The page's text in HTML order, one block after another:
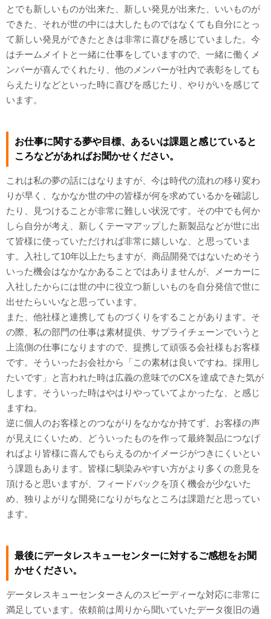
とでも新しいものが出来た、新しい発見が出来た、いいものが
できた、それが世の中には大したものではなくても自分にとっ
て新しい発見ができたときは非常に喜びを感じていました。今
はチームメイトと一緒に仕事をしていますので、一緒に働くメ
ンバーが喜んでくれたり、他のメンバーが社内で表彰をしても
らえたりなどといった時に喜びを感じたり、やりがいを感じて
います。
お仕事に関する夢や目標、あるいは課題と感じていると
ころなどがあればお聞かせください。
これは私の夢の話にはなりますが、今は時代の流れの移り変わ
りが早く、なかなか世の中の皆様が何を求めているかを確認し
たり、見つけることが非常に難しい状況です。その中でも何か
しら自分が考え、新しくテーマアップした新製品などが世に出
て皆様に使っていただければ非常に嬉しいな、と思っていま
す。入社して10年以上たちますが、商品開発ではないためそう
いった機会はなかなかあることではありませんが、メーカーに
入社したからには世の中に役立つ新しいものを自分発信で世に
出せたらいいなと思っています。
また、他社様と連携してものづくりをすることがあります。そ
の際、私の部門の仕事は素材提供、サプライチェーンでいうと
上流側の仕事になりますので、提携して頑張る会社様もお客様
です。そういったお会社から「この素材は良いですね。採用し
たいです」と言われた時は広義の意味でのCXを達成できた気が
します。そういった時はやはりやっていてよかったな、と感じ
ますね。
逆に個人のお客様とのつながりをなかなか持てず、お客様の声
が見えにくいため、どういったものを作って最終製品につなげ
ればより皆様に喜んでもらえるのかイメージがつきにくいとい
う課題もあります。皆様に馴染みやすい方がより多くの意見を
頂けると思いますが、フィードバックを頂く機会が少ないた
め、独りよがりな開発になりがちなところは課題だと思ってい
ます。
最後にデータレスキューセンターに対するご感想をお聞
かせください。
データレスキューセンターさんのスピーディーな対応に非常に
満足しています。依頼前は周りから聞いていたデータ復旧の過